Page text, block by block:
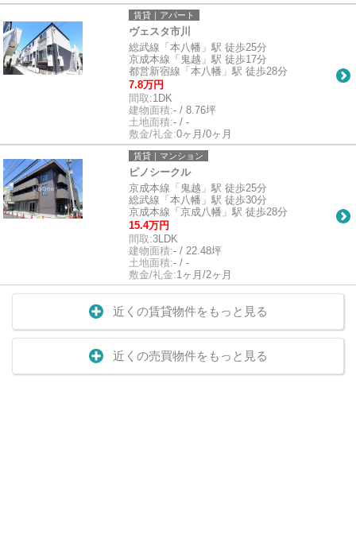
賃貸｜アパート
ヴェスタ市川
総武線「本八幡」駅 徒歩25分
京成本線「鬼越」駅 徒歩17分
都営新宿線「本八幡」駅 徒歩28分
7.8万円
間取:1DK
建物面積:- / 8.76坪
土地面積:- / -
敷金/礼金:0ヶ月/0ヶ月
賃貸｜マンション
ピノシークル
京成本線「鬼越」駅 徒歩25分
総武線「本八幡」駅 徒歩30分
京成本線「京成八幡」駅 徒歩28分
15.4万円
間取:3LDK
建物面積:- / 22.48坪
土地面積:- / -
敷金/礼金:1ヶ月/2ヶ月
近くの賃貸物件をもっと見る
近くの売買物件をもっと見る